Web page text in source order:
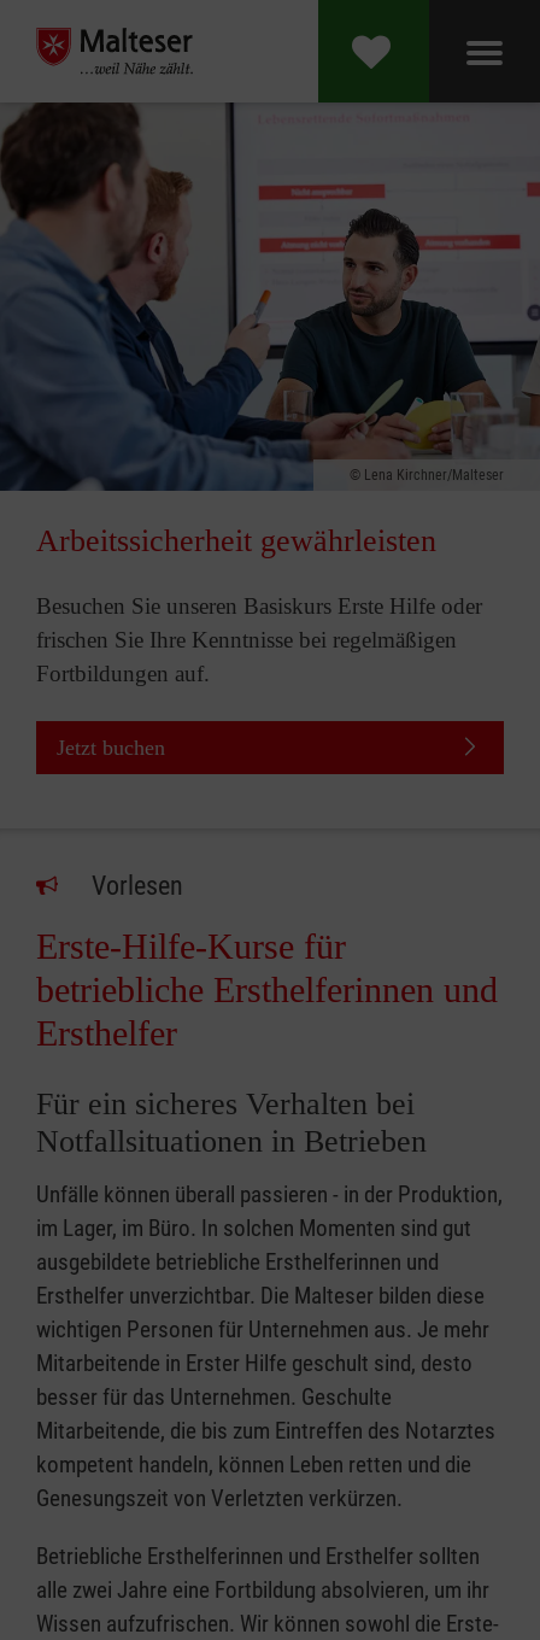
Lena Kirchner/Malteser
Arbeitssicherheit gewährleisten
Besuchen Sie unseren Basiskurs Erste Hilfe oder
frischen Sie Ihre Kenntnisse bei regelmäßigen
Fortbildungen auf.
Jetzt buchen
Vorlesen
Erste-Hilfe-Kurse für
betriebliche Ersthelferinnen und
Ersthelfer
Für ein sicheres Verhalten bei
Notfallsituationen in Betrieben
Unfälle können überall passieren - in der Produktion,
im Lager, im Büro. In solchen Momenten sind gut
ausgebildete betriebliche Ersthelferinnen und
Ersthelfer unverzichtbar. Die Malteser bilden diese
wichtigen Personen für Unternehmen aus. Je mehr
Mitarbeitende in Erster Hilfe geschult sind, desto
besser für das Unternehmen. Geschulte
Mitarbeitende, die bis zum Eintreffen des Notarztes
kompetent handeln, können Leben retten und die
Genesungszeit von Verletzten verkürzen.
Betriebliche Ersthelferinnen und Ersthelfer sollten
alle zwei Jahre eine Fortbildung absolvieren, um ihr
Wissen aufzufrischen. Wir können sowohl die Erste-